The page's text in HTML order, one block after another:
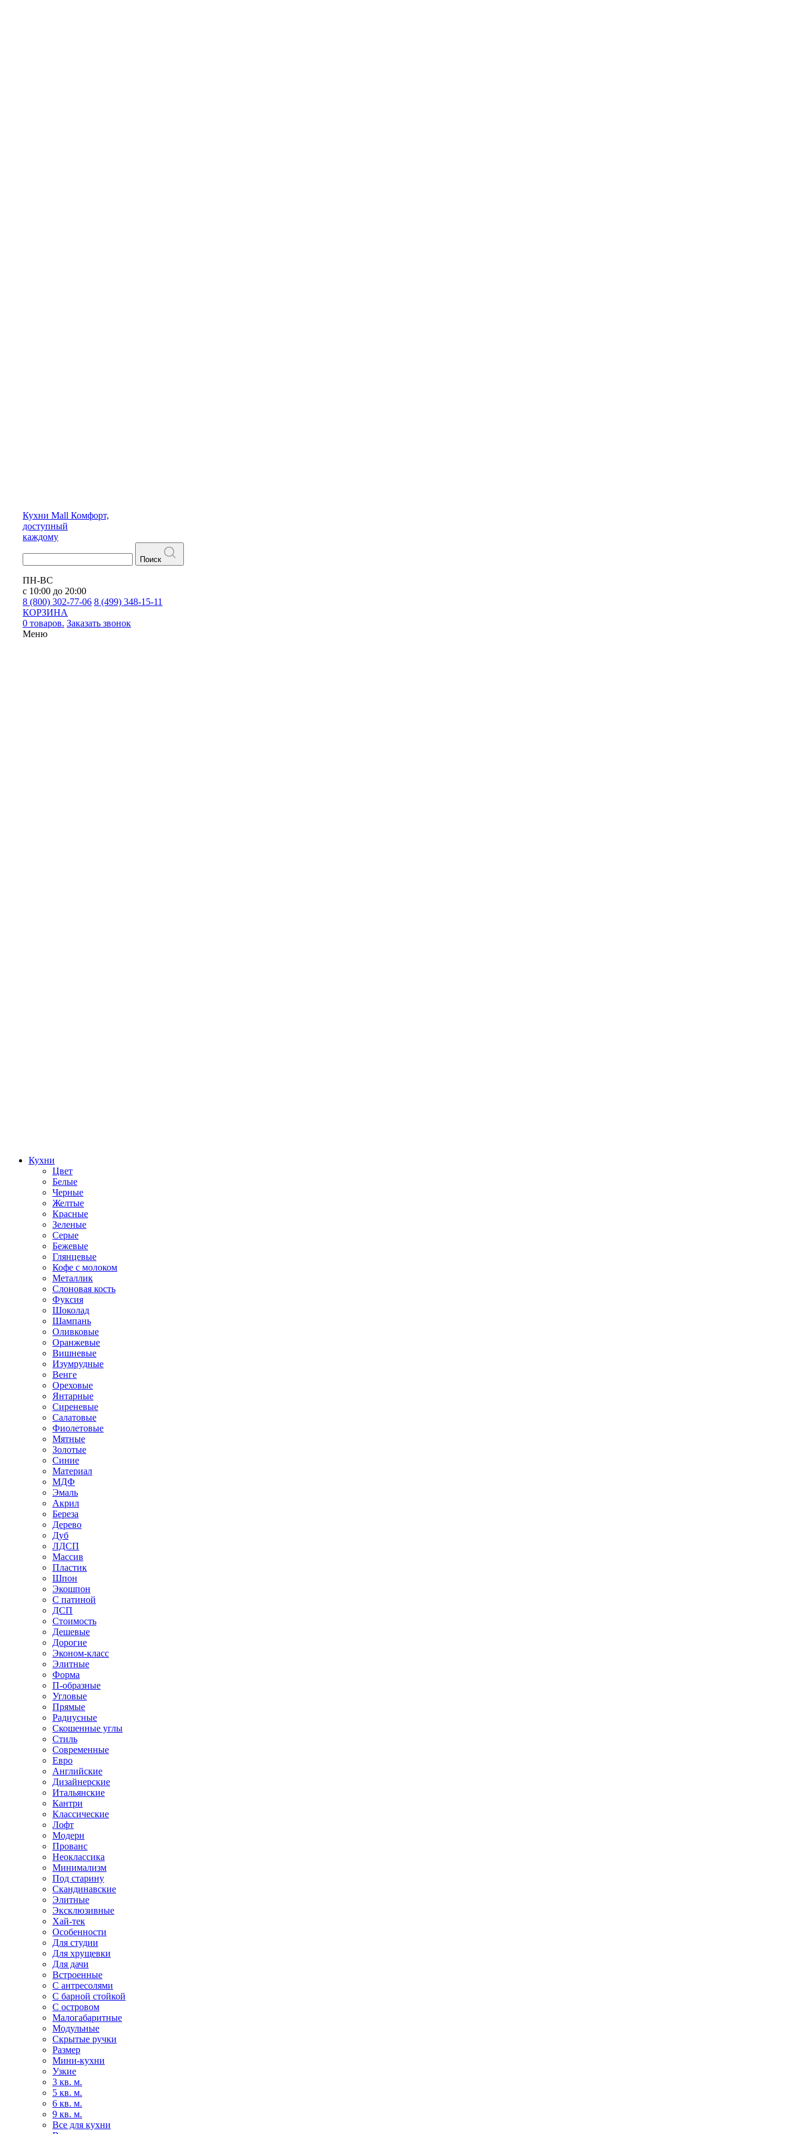
Кухни Mall Комфорт,
доступный
каждому
Поиск
ПН-ВС
с 10:00 до 20:00
8 (800) 302-77-06 8 (499) 348-15-11
КОРЗИНА
0 товаров. Заказать звонок
Меню
Кухни
Цвет
Белые
Черные
Желтые
Красные
Зеленые
Серые
Бежевые
Глянцевые
Кофе с молоком
Металлик
Слоновая кость
Фуксия
Шоколад
Шампань
Оливковые
Оранжевые
Вишневые
Изумрудные
Венге
Ореховые
Янтарные
Сиреневые
Салатовые
Фиолетовые
Мятные
Золотые
Синие
Материал
МДФ
Эмаль
Акрил
Береза
Дерево
Дуб
ЛДСП
Массив
Пластик
Шпон
Экошпон
С патиной
ДСП
Стоимость
Дешевые
Дорогие
Эконом-класс
Элитные
Форма
П-образные
Угловые
Прямые
Радиусные
Скошенные углы
Стиль
Современные
Евро
Английские
Дизайнерские
Итальянские
Кантри
Классические
Лофт
Модерн
Прованс
Неоклассика
Минимализм
Под старину
Скандинавские
Элитные
Эксклюзивные
Хай-тек
Особенности
Для студии
Для хрущевки
Для дачи
Встроенные
С антресолями
С барной стойкой
С островом
Малогабаритные
Модульные
Скрытые ручки
Размер
Мини-кухни
Узкие
3 кв. м.
5 кв. м.
6 кв. м.
9 кв. м.
Все для кухни